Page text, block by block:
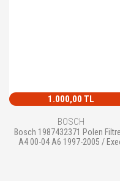
1.000,00 TL
BOSCH
Bosch 1987432371 Polen
A4 00-04 A6 1997-2005 /